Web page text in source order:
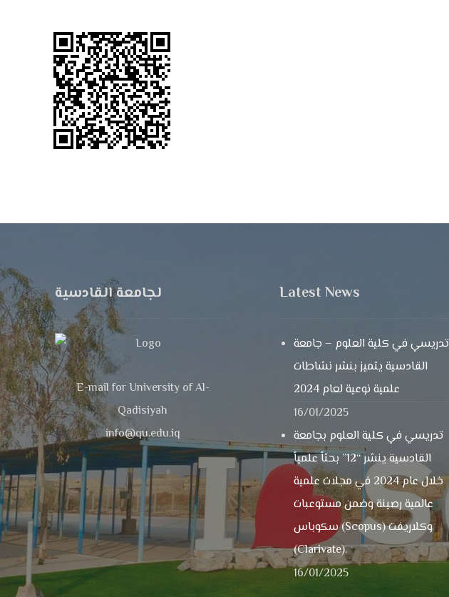
لجامعة القادسية
E-mail for University of Al-
Qadisiyah
info@qu.edu.iq
Latest News
تدريسي في كلية العلوم – جامعة
القادسية يتميز بنشر نشاطات
علمية نوعية لعام 2024
16/01/2025
تدريسي في كلية العلوم بجامعة
القادسية ينشر “12” بحثاً علمياً
خلال عام 2024 في مجلات علمية
عالمية رصينة وضمن مستوعبات
سكوباس (Scopus) وكلاريفت
(Clarivate).
16/01/2025